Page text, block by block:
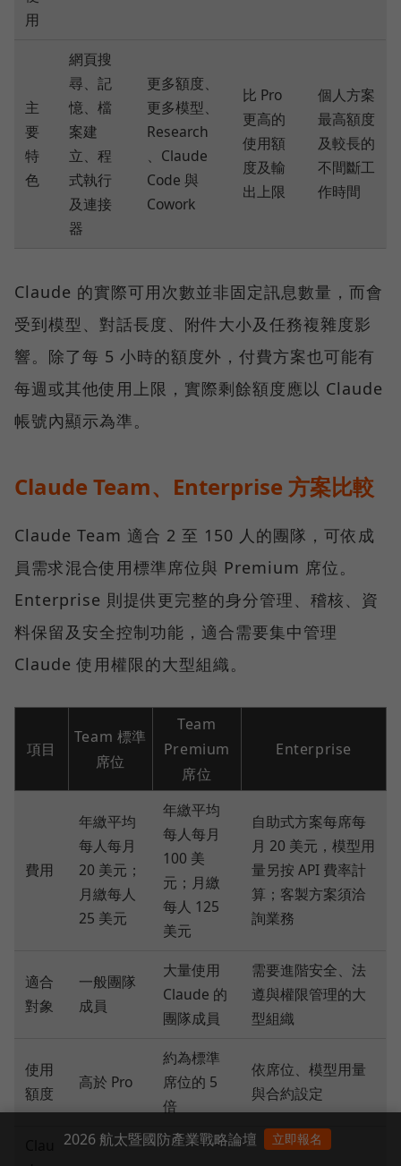
用
主
要
特
色
網頁搜
尋、記
憶、檔
案建
立、程
式執行
及連接
器
更多額度、
更多模型、
Research
、Claude
Code 與
Cowork
比 Pro
更高的
使用額
度及輸
出上限
個人方案
最高額度
及較長的
不間斷工
作時間
Claude 的實際可用次數並非固定訊息數量，而會
受到模型、對話長度、附件大小及任務複雜度影
響。除了每 5 小時的額度外，付費方案也可能有
每週或其他使用上限，實際剩餘額度應以 Claude
帳號內顯示為準。
Claude Team、Enterprise 方案比較
Claude Team 適合 2 至 150 人的團隊，可依成
員需求混合使用標準席位與 Premium 席位。
Enterprise 則提供更完整的身分管理、稽核、資
料保留及安全控制功能，適合需要集中管理
Claude 使用權限的大型組織。
項目
Team 標準
席位
Team
Premium
席位
Enterprise
費用
年繳平均
每人每月
20 美元；
月繳每人
25 美元
年繳平均
每人每月
100 美
元；月繳
每人 125
美元
自助式方案每席每
月 20 美元，模型用
量另按 API 費率計
算；客製方案須洽
詢業務
適合
對象
一般團隊
成員
大量使用
Claude 的
團隊成員
需要進階安全、法
遵與權限管理的大
型組織
使用
額度
高於 Pro
約為標準
席位的 5
倍
依席位、模型用量
與合約設定
2026 航太暨國防產業戰略論壇 立即報名